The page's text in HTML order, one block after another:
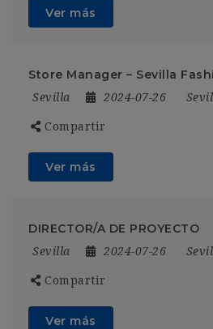
Ver más
Store Manager – Sevilla
Sevilla 2024-07-26
Compartir
Ver más
DIRECTOR/A DE PROYECTO
Sevilla 2024-07-26
Compartir
Ver más